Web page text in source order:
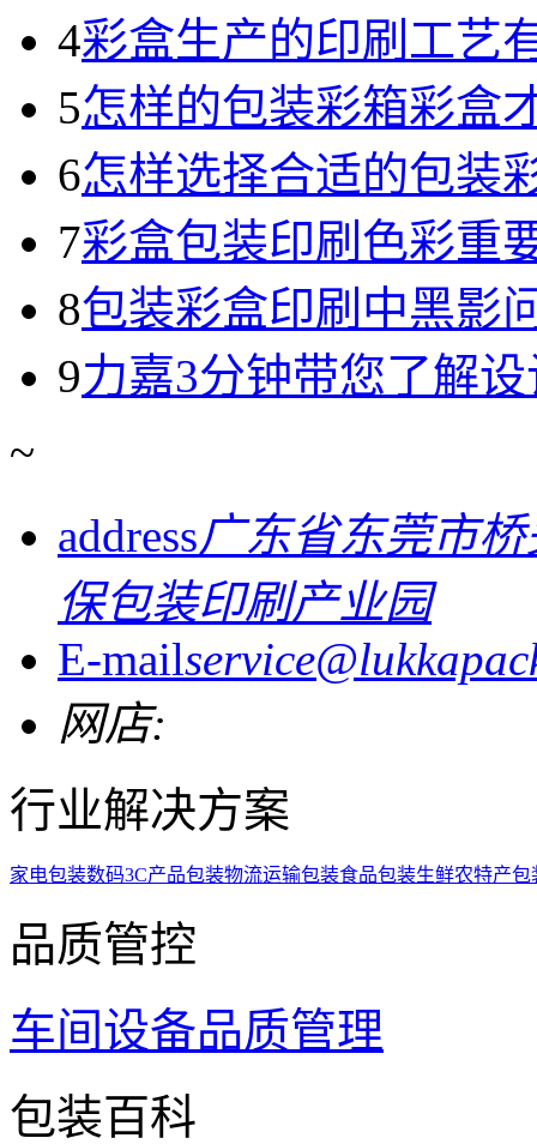
4彩盒生产的印刷工艺
5怎样的包装彩箱彩盒
6怎样选择合适的包装
7彩盒包装印刷色彩重
8包装彩盒印刷中黑影
9力嘉3分钟带您了解
~
address广东省东莞市
保包装印刷产业园
E-mail
网店:
行业解决方案
家电包装数码3C产品包装物流运输包装食品包装生鲜农特产包
品质管控
车间设备品质管理
包装百科